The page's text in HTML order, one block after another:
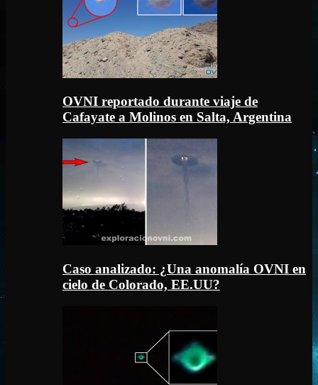
OVNI reportado durante viaje de
Cafayate a Molinos en Salta, Argentina
Caso analizado: ¿Una anomalía OVNI en
cielo de Colorado, EE.UU?